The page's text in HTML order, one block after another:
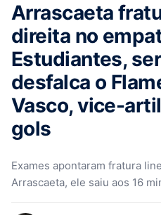
Arrascaeta
direita no
Estudiantes,
desfalca o
Vasco, vice-
gols
Exames apontaram fratura
Arrascaeta, ele saiu aos 16